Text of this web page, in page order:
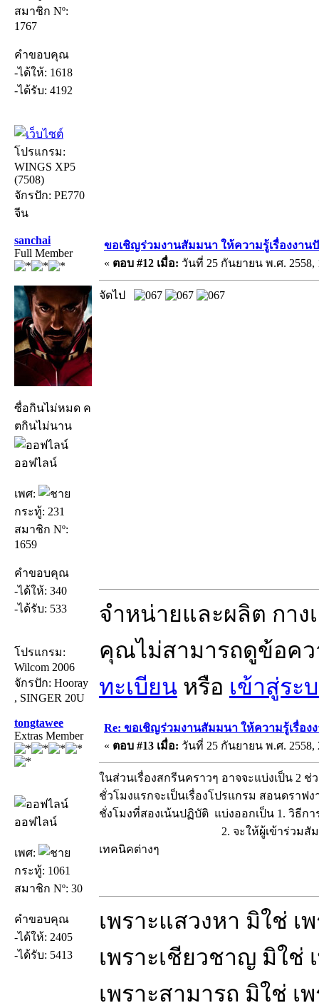
สมาชิก Nº:
1767
คำขอบคุณ
-ได้ให้: 1618
-ได้รับ: 4192
โปรแกรม:
WINGS XP5
(7508)
จักรปัก: PE770
จีน
sanchai
Full Member
ซื่อกินไม่หมด ค
ตกินไม่นาน
ออฟไลน์
เพศ:
กระทู้: 231
สมาชิก Nº:
1659
คำขอบคุณ
-ได้ให้: 340
-ได้รับ: 533
โปรแกรม:
Wilcom 2006
จักรปัก: Hooray
, SINGER 20U
ขอเชิญร่วมงานสัมมนา ให้ความรู้เรื่องงาน
« ตอบ #12 เมื่อ: วันที่ 25 กันยายน พ.ศ. 2558,
จัดไป
จำหน่ายและผลิต กาง
คุณไม่สามารถดูข้อค
ทะเบียน หรือ เข้าสู่ระ
tongtawee
Extras Member
ออฟไลน์
เพศ:
กระทู้: 1061
สมาชิก Nº: 30
คำขอบคุณ
-ได้ให้: 2405
-ได้รับ: 5413
Re: ขอเชิญร่วมงานสัมมนา ให้ความรู้เรื่อง
« ตอบ #13 เมื่อ: วันที่ 25 กันยายน พ.ศ. 2558,
ในส่วนเรื่องสกรีนคราวๆ อาจจะแบ่งเป็น 2 ช่
ชั่วโมงแรกจะเป็นเรื่องโปรแกรม สอนดราฟ
ชั่งโมงที่สองเน้นปฏิบัติ แบ่งออกเป็น 1. วิธีก
2. จะให้ผู้เข้าร่วมสัมมนาร่วม
เทคนิคต่างๆ
เพราะแสวงหา มิใช่ เ
เพราะเชียวชาญ มิใช่
เพราะสามารถ มิใช่ เ